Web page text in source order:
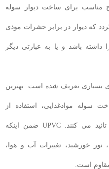
مناسب برای ساخت دیوار سوله
که دیوار در برابر حشرات موذی
باشد و یا به عبارتی دیگر
بسیاری تعریف شده است. بهترین
سوله موادغذایی، استفاده از
متریال UPVC را برای دیوار سوله تائید می کنند. UPVC ضمن اینکه
نور خورشید، تغییرات آب و هوا،
است.